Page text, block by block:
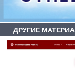
ДРУГИЕ